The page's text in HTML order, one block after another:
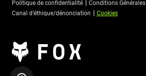
Politique de confidentialité
Conditions Générales
Canal d’éthique/dénonciation
Cookies